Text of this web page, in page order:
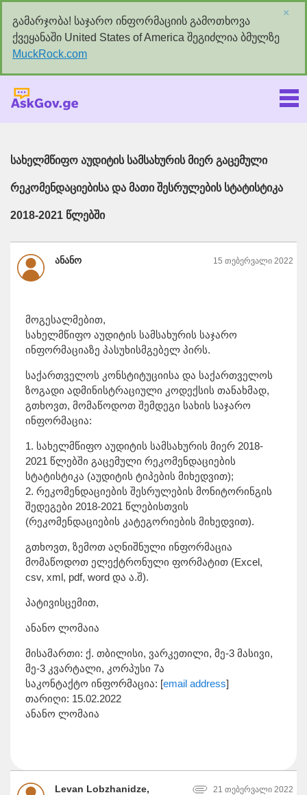
გამარჯობა! საჯარო ინფორმაციის გამოთხოვა
ქვეყანაში United States of America შეგიძლია ბმულზე
MuckRock.com
×
სახელმწიფო აუდიტის სამსახურის მიერ გაცემული
რეკომენდაციებისა და მათი შესრულების სტატისტიკა
2018-2021 წლებში
ანანო 15 თებერვალი 2022
მოგესალმებით,
სახელმწიფო აუდიტის სამსახურის საჯარო
ინფორმაციაზე პასუხისმგებელ პირს.
საქართველოს კონსტიტუციისა და საქართველოს
ზოგადი ადმინისტრაციული კოდექსის თანახმად,
გთხოვთ, მომაწოდოთ შემდეგი სახის საჯარო
ინფორმაცია:
1. სახელმწიფო აუდიტის სამსახურის მიერ 2018-
2021 წლებში გაცემული რეკომენდაციების
სტატისტიკა (აუდიტის ტიპების მიხედვით);
2. რეკომენდაციების შესრულების მონიტორინგის
შედეგები 2018-2021 წლებისთვის
(რეკომენდაციების კატეგორიების მიხედვით).
გთხოვთ, ზემოთ აღნიშნული ინფორმაცია
მომაწოდოთ ელექტრონული ფორმატით (Excel,
csv, xml, pdf, word და ა.შ).
პატივისცემით,
ანანო ლომაია
მისამართი: ქ. თბილისი, ვარკეთილი, მე-3 მასივი,
მე-3 კვარტალი, კორპუსი 7ა
საკონტაქტო ინფორმაცია: [email address]
თარიღი: 15.02.2022
ანანო ლომაია
Levan Lobzhanidze, 21 თებერვალი 2022